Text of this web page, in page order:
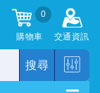
0
購物車 交通資訊
搜尋